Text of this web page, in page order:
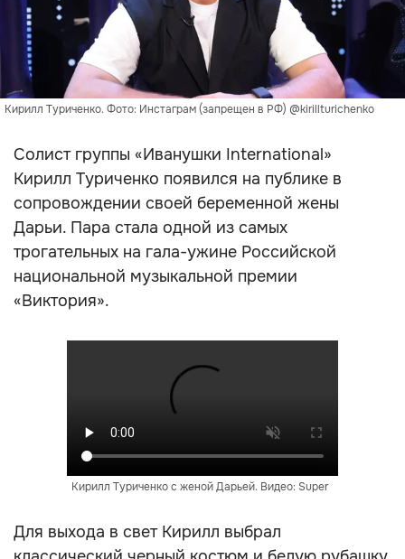
Кирилл Туриченко. Фото: Инстаграм (запрещен в РФ) @kirillturichenko
Солист группы «Иванушки International»
Кирилл Туриченко появился на публике в
сопровождении своей беременной жены
Дарьи. Пара стала одной из самых
трогательных на гала-ужине Российской
национальной музыкальной премии
«Виктория».
Кирилл Туриченко с женой Дарьей. Видео: Super
Для выхода в свет Кирилл выбрал